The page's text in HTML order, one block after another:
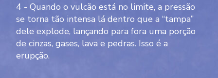
4 - Quando o vulcão está no limite, a pressão
se torna tão intensa lá dentro que a “tampa”
dele explode, lançando para fora uma porção
de cinzas, gases, lava e pedras. Isso é a
erupção.